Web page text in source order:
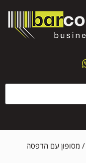
/ מסופון עם הדפסה